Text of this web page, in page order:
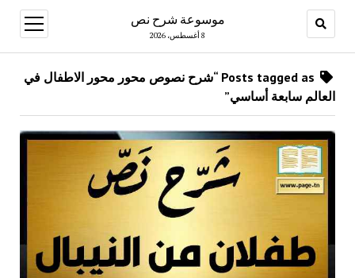
موسوعة شرح نص
8 أغسطس، 2026
open
menu
Posts tagged as “شرح نصوص محور محور الاطفال في
العالم سابعة أساسي”